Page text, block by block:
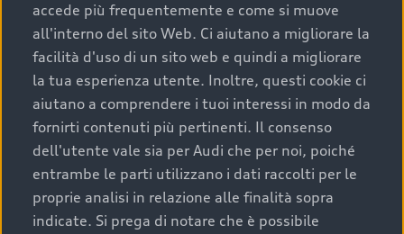
cronologia dei tagliandi: una documentazione
completa della vettura certifica una manutenzione
costante e accurata;
condizioni della carrozzeria e degli interni: una
buona conservazione evidenzia cura e attenzione del
precedente proprietario;
efficienza meccanica: motore, trasmissione e
componenti principali in ottimo stato garantiscono
prestazioni affidabili e sicure.
accede più frequentemente e come si muove
all'interno del sito Web. Ci aiutano a migliorare la
facilità d'uso di un sito web e quindi a migliorare
la tua esperienza utente. Inoltre, questi cookie ci
aiutano a comprendere i tuoi interessi in modo da
fornirti contenuti più pertinenti. Il consenso
dell'utente vale sia per Audi che per noi, poiché
entrambe le parti utilizzano i dati raccolti per le
proprie analisi in relazione alle finalità sopra
indicate. Si prega di notare che è possibile